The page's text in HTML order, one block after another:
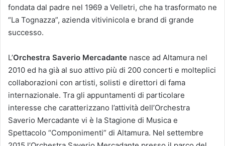
fondata dal padre nel 1969 a Velletri, che ha trasformato ne
“La Tognazza”, azienda vitivinicola e brand di grande
successo.
L’Orchestra Saverio Mercadante nasce ad Altamura nel
2010 ed ha già al suo attivo più di 200 concerti e molteplici
collaborazioni con artisti, solisti e direttori di fama
internazionale. Tra gli appuntamenti di particolare
interesse che caratterizzano l’attività dell’Orchestra
Saverio Mercadante vi è la Stagione di Musica e
Spettacolo “Componimenti” di Altamura. Nel settembre